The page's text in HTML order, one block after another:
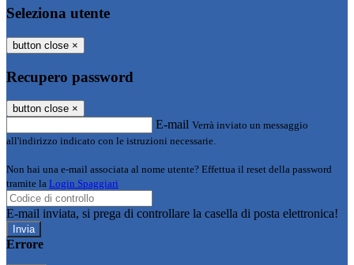
Seleziona utente
button close ×
Recupero password
button close ×
E-mail Verrà inviato un messaggio
all'indirizzo indicato con le istruzioni necessarie.
Non hai una e-mail associata al nome utente? Effettua il reset della password
tramite la Login Spaggiari
E-mail inviata, si prega di controllare la casella di posta elettronica!
Errore